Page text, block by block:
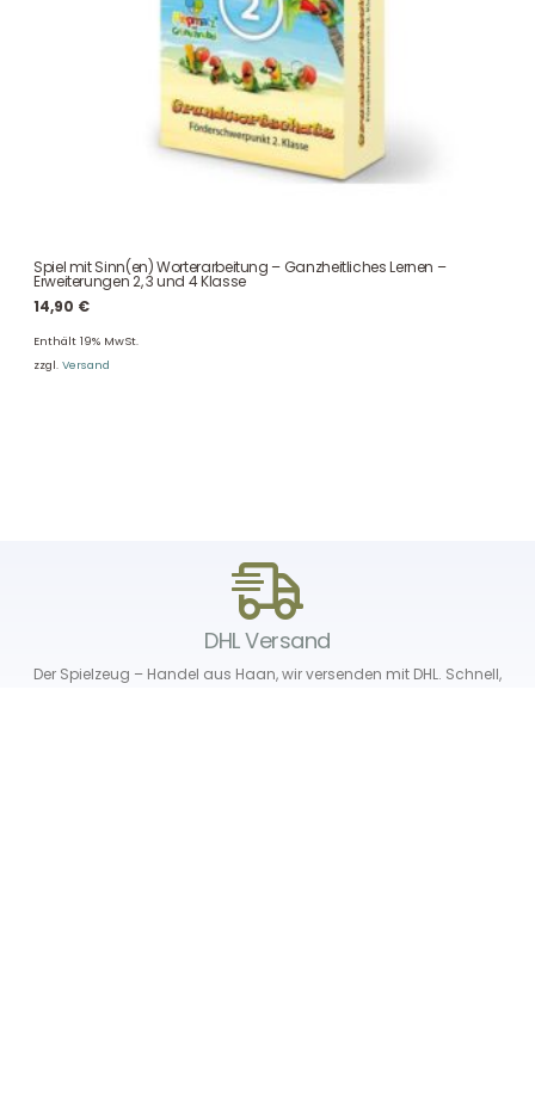
Spiel mit Sinn(en) Worterarbeitung – Ganzheitliches Lernen –
Erweiterungen 2, 3 und 4 Klasse
14,90 €
Enthält 19% MwSt.
zzgl. Versand
DHL Versand
Der Spielzeug – Handel aus Haan, wir versenden mit DHL. Schnell,